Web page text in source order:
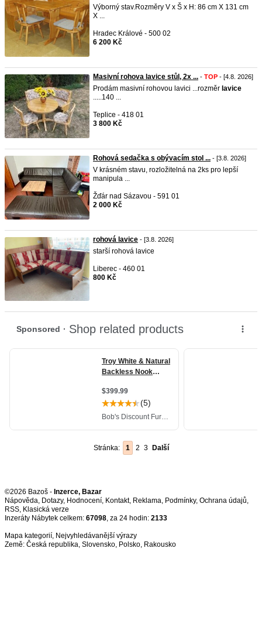
Výborný stav.Rozměry V x Š x H: 86 cm X 131 cm
X ...
Hradec Králové - 500 02
6 200 Kč
Masivní rohova lavice stůl, 2x ... - TOP - [4.8. 2026]
Prodám masivní rohovou lavici ...rozměr lavice
.....140 ...
Teplice - 418 01
3 800 Kč
Rohová sedačka s obývacím stol ... - [3.8. 2026]
V krásném stavu, rozložitelná na 2ks pro lepší
manipula ...
Žďár nad Sázavou - 591 01
2 000 Kč
rohová lavice - [3.8. 2026]
starší rohová lavice
Liberec - 460 01
800 Kč
Stránka: 1 2 3 Další
©2026 Bazoš - Inzerce, Bazar
Nápověda, Dotazy, Hodnocení, Kontakt, Reklama, Podmínky, Ochrana údajů,
RSS,
Inzeráty Nábytek celkem: 67098, za 24 hodin: 2133
Mapa kategorií, Nejvyhledávanější výrazy
Země: Česká republika, Slovensko, Polsko, Rakousko